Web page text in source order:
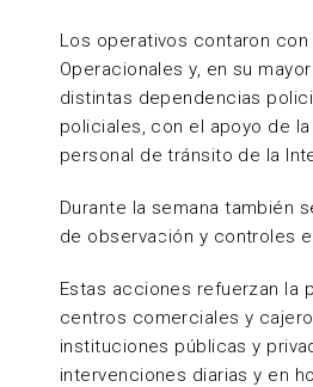
Los operativos contaron
Operacionales y, en su
distintas dependencias
policiales, con el apoyo de
personal de tránsito de la
Durante la semana también
de observación y controles
Estas acciones refuerzan la
centros comerciales y
instituciones públicas y
intervenciones diarias y en